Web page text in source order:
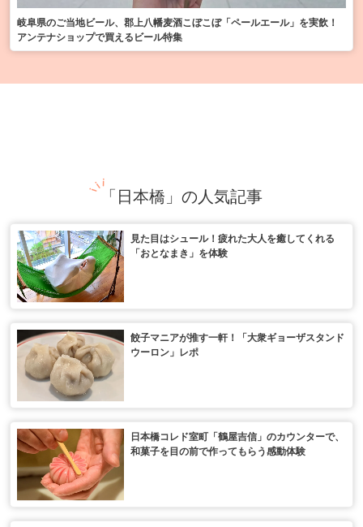
岐阜県のご当地ビール、郡上八幡麦酒こぼこぼ「ペールエール」を実飲！
アンテナショップで買えるビール特集
「日本橋」の人気記事
見た目はシュール！疲れた大人を癒してくれる
「おとなまき」を体験
餃子マニアが推す一軒！「大衆ギョーザスタンド
ウーロン」レポ
日本橋コレド室町「鶴屋吉信」のカウンターで、
和菓子を目の前で作ってもらう感動体験